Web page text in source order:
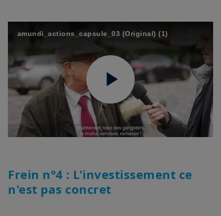
amundi_actions_capsule_03 (Original) (1)
Play
Frein n°4 : L'investissement ce
n'est pas concret